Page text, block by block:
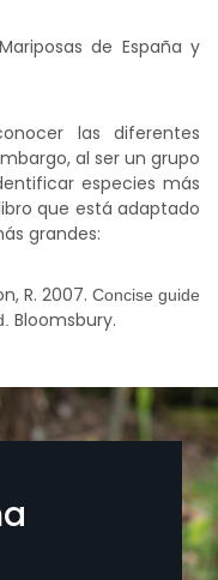
de España y
las diferentes
al ser un grupo
especies más
que está adaptado
grandes:
R. 2007. Concise guide
Bloomsbury.